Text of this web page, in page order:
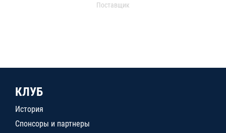
Поставщик
КЛУБ
История
Спонсоры и партнеры